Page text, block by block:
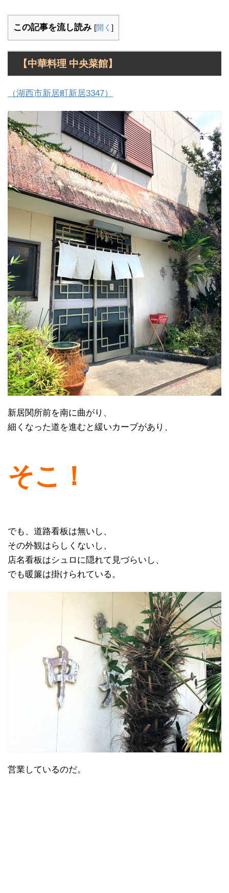
この記事を流し読み [開く ]
【中華料理 中央菜館】
（湖西市新居町新居3347）
新居関所前を南に曲がり、
細くなった道を進むと緩いカーブがあり、
そこ！
でも、道路看板は無いし、
その外観はらしくないし、
店名看板はシュロに隠れて見づらいし、
でも暖簾は掛けられている。
営業しているのだ。